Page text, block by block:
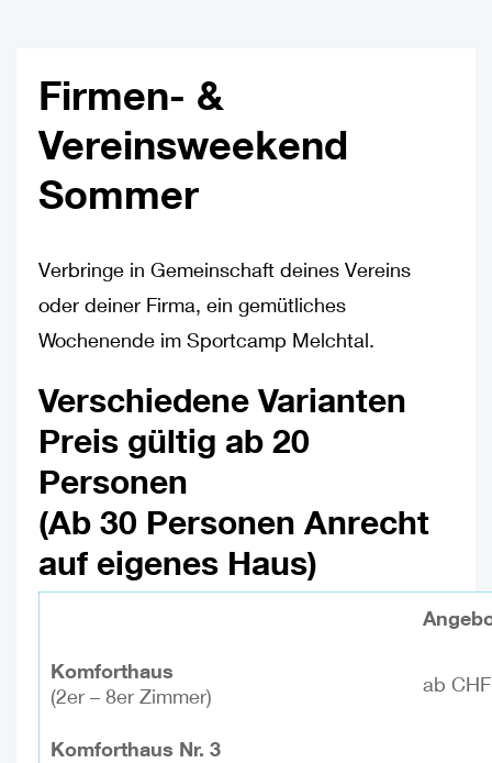
Firmen- &
Vereinsweekend
Sommer
Verbringe in Gemeinschaft deines Vereins
oder deiner Firma, ein gemütliches
Wochenende im Sportcamp Melchtal.
Verschiedene Varianten
Preis gültig ab 20
Personen
(Ab 30 Personen Anrecht
auf eigenes Haus)
Komforthaus
(2er – 8er Zimmer)
ab
Komforthaus Nr. 3